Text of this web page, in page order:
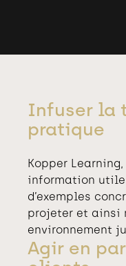
Infuser la
pratique
Kopper
information
d’exemples
projeter et ainsi
environnement
Agir en